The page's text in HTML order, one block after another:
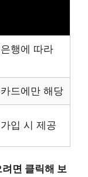
행에 따라
드에만 해당
입 시 제공
면 클릭해 보